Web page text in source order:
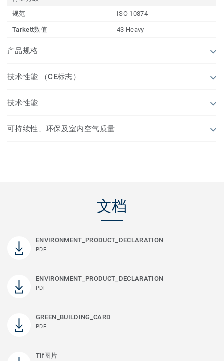
规范
ISO 10874
Tarkett数值 43 Heavy
产品规格
技术性能 （CE标志）
技术性能
可持续性、环保及室内空气质量
文档
ENVIRONMENT_PRODUCT_DECLARATION
PDF
ENVIRONMENT_PRODUCT_DECLARATION
PDF
GREEN_BUILDING_CARD
PDF
Tif图片